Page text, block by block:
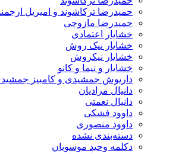
حمیدرضا ترکاشوند و امیریل
حمیدرضا مازوچی
خشایار اعتمادی
خشایار نیک روش
خشایار نیکروش
خشایار و نیما و کانو
داریوش جمشیدی و کامبیز
دانیال مرادیان
دانیال نعمتی
داوود فشکی
داوود منصوری
دسته‌بندی نشده
دکلمه وحید موسویان